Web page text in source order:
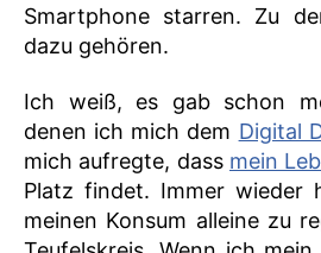
Smartphone starren. Zu
dazu gehören.
Ich weiß, es gab schon
denen ich mich dem Digital
mich aufregte, dass mein
Platz findet. Immer wieder
meinen Konsum alleine zu